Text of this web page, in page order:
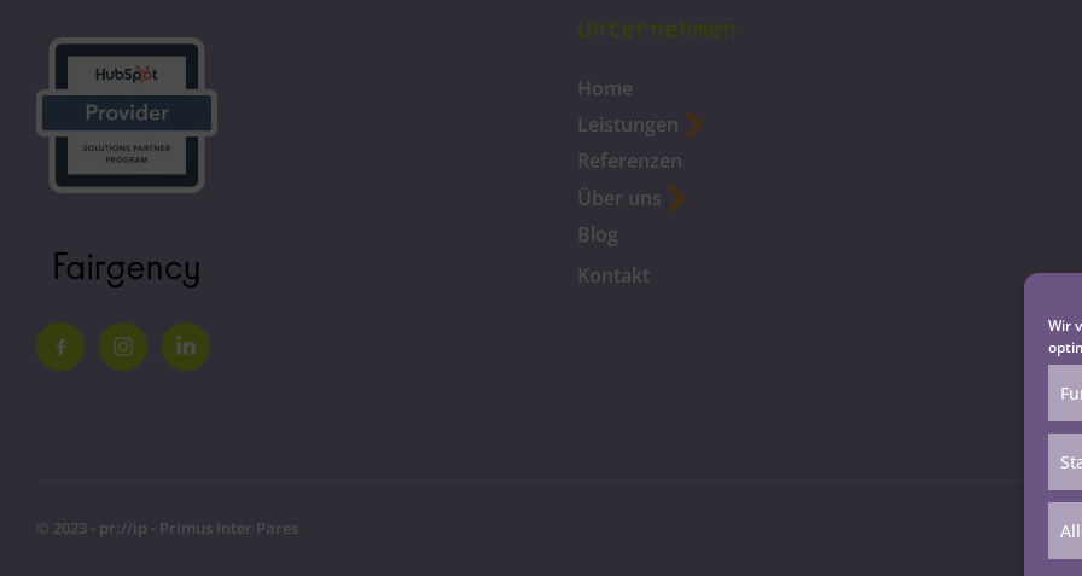
Wir
Unternehmen
Home
Leistungen
Referenzen
Über uns
Blog
Kontakt
© 2023 - pr://ip - Primus Inter Pares